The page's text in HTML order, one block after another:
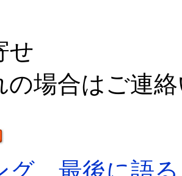
せ
の場合はご連
グ、最後に語る